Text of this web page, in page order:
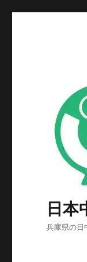
日本
兵庫県の日